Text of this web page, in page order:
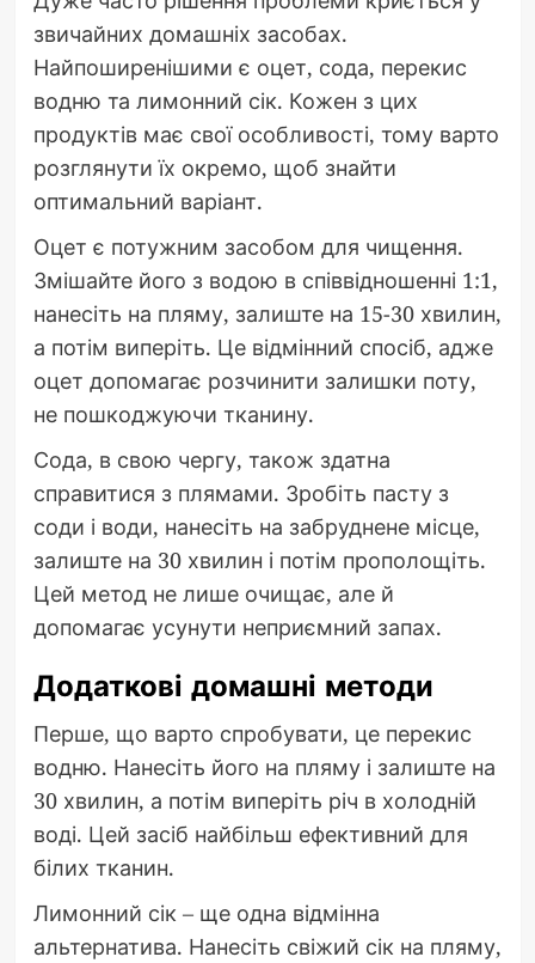
звичайних домашніх засобах.
Найпоширенішими є оцет, сода, перекис
водню та лимонний сік. Кожен з цих
продуктів має свої особливості, тому варто
розглянути їх окремо, щоб знайти
оптимальний варіант.
Оцет є потужним засобом для чищення.
Змішайте його з водою в співвідношенні 1:1,
нанесіть на пляму, залиште на 15-30 хвилин,
а потім виперіть. Це відмінний спосіб, адже
оцет допомагає розчинити залишки поту,
не пошкоджуючи тканину.
Сода, в свою чергу, також здатна
справитися з плямами. Зробіть пасту з
соди і води, нанесіть на забруднене місце,
залиште на 30 хвилин і потім прополощіть.
Цей метод не лише очищає, але й
допомагає усунути неприємний запах.
Додаткові домашні методи
Перше, що варто спробувати, це перекис
водню. Нанесіть його на пляму і залиште на
30 хвилин, а потім виперіть річ в холодній
воді. Цей засіб найбільш ефективний для
білих тканин.
Лимонний сік – ще одна відмінна
альтернатива. Нанесіть свіжий сік на пляму,